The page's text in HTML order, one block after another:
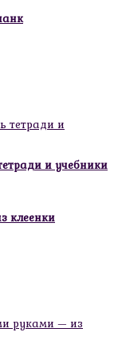
и учебники
клеенки